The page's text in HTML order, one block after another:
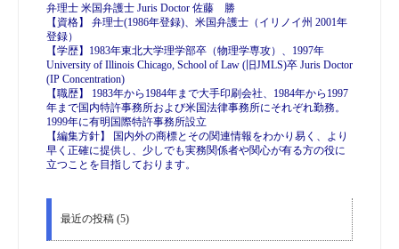
弁理士 米国弁護士 Juris Doctor 佐藤 勝
【資格】 弁理士(1986年登録)、米国弁護士（イリノイ州 2001年
登録）
【学歴】1983年東北大学理学部卒（物理学専攻）、1997年
University of Illinois Chicago, School of Law (旧JMLS)卒 Juris Doctor
(IP Concentration)
【職歴】 1983年から1984年まで大手印刷会社、1984年から1997
年まで国内特許事務所および米国法律事務所にそれぞれ勤務。
1999年に有明国際特許事務所設立
【編集方針】 国内外の商標とその関連情報をわかり易く、より
早く正確に提供し、少しでも実務関係者や関心が有る方の役に
立つことを目指しております。
最近の投稿 (5)